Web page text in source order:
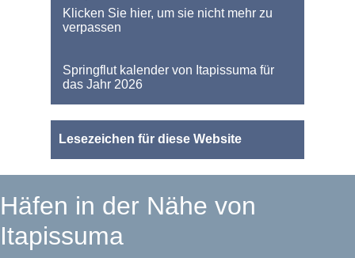
Klicken Sie hier, um sie nicht mehr zu
verpassen
Springflut kalender von Itapissuma für
das Jahr 2026
Lesezeichen für diese Website
Häfen in der Nähe von
Itapissuma